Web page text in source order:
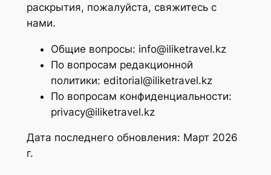
раскрытия, пожалуйста, свяжитесь с
нами.
Общие вопросы: info@iliketravel.kz
По вопросам редакционной
политики: editorial@iliketravel.kz
По вопросам конфиденциальности:
privacy@iliketravel.kz
Дата последнего обновления: Март 2026
г.